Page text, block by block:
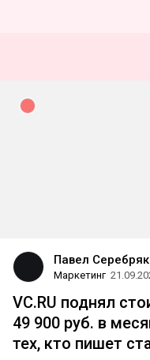
Павел
Маркетинг
VC.RU поднял
49 900 руб. в
тех, кто пишет